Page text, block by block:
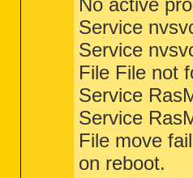
No active
Service
Service
File File not
Service
Service
File move
on reboot.